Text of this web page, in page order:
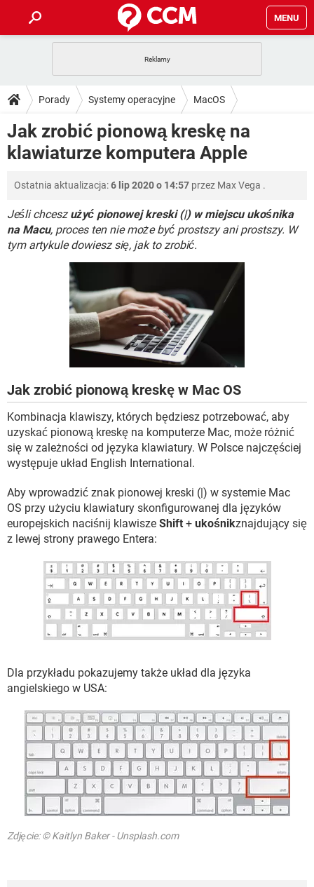
MENU
GRY WHATSAPP
SPOTIFY NETFLIX
INSTAGRAM FACEBOOK
PORADY
PlayStation TIKTOK
GRY WHATSAPP
INSTAGRAM FACEBOOK
WINDOWS 10
DO POBRANIA
ANDROID TIKTOK
INSTAGRAM FACEBOOK
WINDOWS 10
FORUM
COVID-19 TIKTOK
GRY WHATSAPP
SPOTIFY NETFLIX
COVID-19 TIKTOK
GRY WHATSAPP
FACEBOOK
Porady Systemy operacyjne MacOS
Jak zrobić pionową kreskę na
klawiaturze komputera Apple
Ostatnia aktualizacja:6 lip 2020 o 14:57 przez Max Vega .
Jeśli chcesz użyć pionowej kreski (|) w miejscu ukośnika
na Macu, proces ten nie może być prostszy ani prostszy. W
tym artykule dowiesz się, jak to zrobić.
Jak zrobić pionową kreskę w Mac OS
Kombinacja klawiszy, których będziesz potrzebować, aby
uzyskać pionową kreskę na komputerze Mac, może różnić
się w zależności od języka klawiatury. W Polsce najczęściej
występuje układ English International.
Aby wprowadzić znak pionowej kreski (|) w systemie Mac
OS przy użyciu klawiatury skonfigurowanej dla języków
europejskich naciśnij klawisze Shift + ukośnikznajdujący się
z lewej strony prawego Entera:
Dla przykładu pokazujemy także układ dla języka
angielskiego w USA:
Zdjęcie: © Kaitlyn Baker - Unsplash.com